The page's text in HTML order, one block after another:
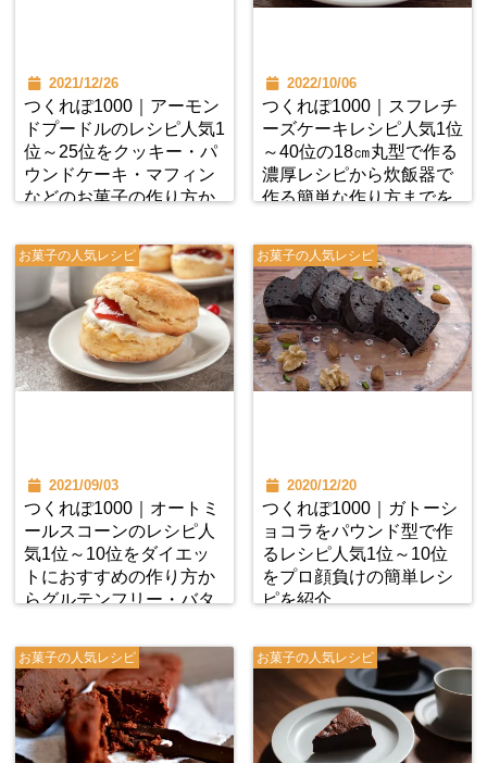
2021/12/26
つくれぽ1000｜アーモン
ドプードルのレシピ人気1
位～25位をクッキー・パ
ウンドケーキ・マフィン
などのお菓子の作り方か
介
2022/10/06
つくれぽ1000｜スフレチ
ーズケーキレシピ人気1位
～40位の18㎝丸型で作る
濃厚レシピから炊飯器で
作る簡単な作り方までを
お菓子の人気レシピ
2021/09/03
つくれぽ1000｜オートミ
ールスコーンのレシピ人
気1位～10位をダイエッ
トにおすすめの作り方か
らグルテンフリー・バタ
お菓子の人気レシピ
2020/12/20
つくれぽ1000｜ガトーシ
ョコラをパウンド型で作
るレシピ人気1位～10位
をプロ顔負けの簡単レシ
ピを紹介
お菓子の人気レシピ お菓子の人気レシピ